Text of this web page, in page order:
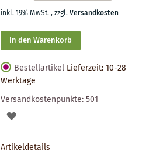
inkl. 19% MwSt.,zzgl.Versandkosten
In den Warenkorb
Bestellartikel Lieferzeit: 10-28
Werktage
Versandkostenpunkte:501
AUF
Artikeldetails